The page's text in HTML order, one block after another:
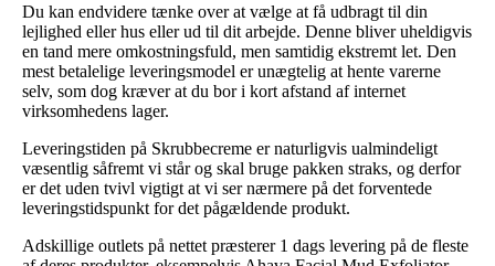
Du kan endvidere tænke over at vælge at få udbragt til din
lejlighed eller hus eller ud til dit arbejde. Denne bliver uheldigvis
en tand mere omkostningsfuld, men samtidig ekstremt let. Den
mest betalelige leveringsmodel er unægtelig at hente varerne
selv, som dog kræver at du bor i kort afstand af internet
virksomhedens lager.
Leveringstiden på Skrubbecreme er naturligvis ualmindeligt
væsentlig såfremt vi står og skal bruge pakken straks, og derfor
er det uden tvivl vigtigt at vi ser nærmere på det forventede
leveringstidspunkt for det pågældende produkt.
Adskillige outlets på nettet præsterer 1 dags levering på de fleste